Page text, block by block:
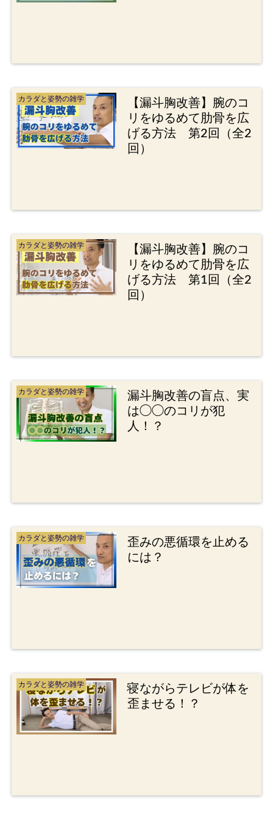
カラダと姿勢の雑学
【漏斗胸改善】腕のコ
リをゆるめて肋骨を広
げる方法 第2回（全2
回）
カラダと姿勢の雑学
【漏斗胸改善】腕のコ
リをゆるめて肋骨を広
げる方法 第1回（全2
回）
カラダと姿勢の雑学
漏斗胸改善の盲点、実
は◯◯のコリが犯
人！？
カラダと姿勢の雑学
歪みの悪循環を止める
には？
カラダと姿勢の雑学
寝ながらテレビが体を
歪ませる！？